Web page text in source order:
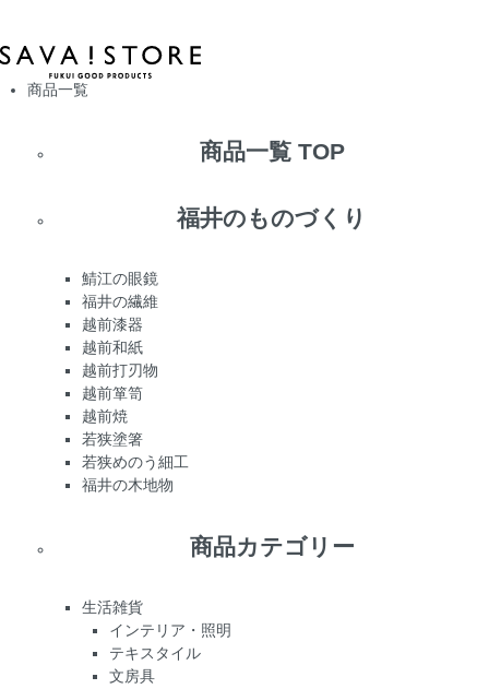
商品一覧
商品一覧 TOP
福井のものづくり
鯖江の眼鏡
福井の繊維
越前漆器
越前和紙
越前打刃物
越前箪笥
越前焼
若狭塗箸
若狭めのう細工
福井の木地物
商品カテゴリー
生活雑貨
インテリア・照明
テキスタイル
文房具